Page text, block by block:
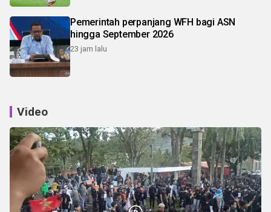
Pemerintah perpanjang WFH bagi ASN
hingga September 2026
23 jam lalu
Video